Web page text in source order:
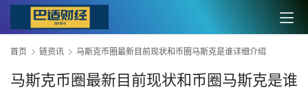
首页 链资讯 马斯克币圈最新目前现状和币圈马斯克是谁详细介绍
马斯克币圈最新目前现状和币圈马斯克是谁